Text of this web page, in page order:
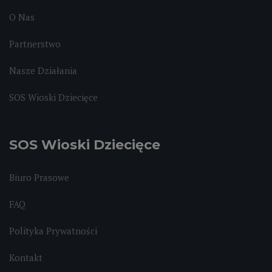
O Nas
Partnerstwo
Nasze Działania
SOS Wioski Dziecięce
SOS Wioski Dziecięce
Biuro Prasowe
FAQ
Polityka Prywatności
Kontakt